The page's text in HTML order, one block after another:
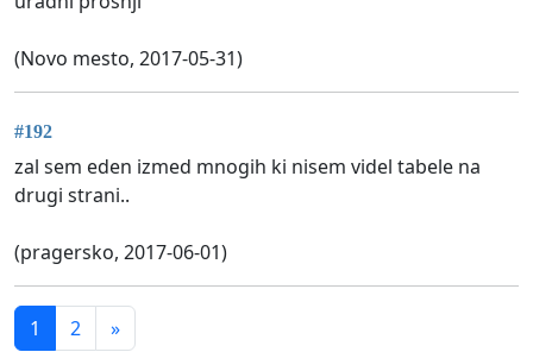
(Novo mesto, 2017-05-31)
#192
zal sem eden izmed mnogih ki nisem videl tabele na
drugi strani..
(pragersko, 2017-06-01)
1 2 »